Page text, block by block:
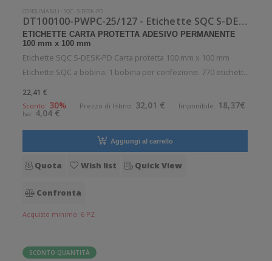
CONSUMABILI -SQC -S-DESK-PD
DT100100-PWPC-25/127 - Etichette SQC S-DESK-PD Carta protetta
ETICHETTE CARTA PROTETTA ADESIVO PERMANENTE
100 mm x 100 mm
Etichette SQC S-DESK-PD Carta protetta 100 mm x 100 mm
Etichette SQC a bobina. 1 bobina per confezione. 770 etichette
permanente. Diametro interno: 25 mm. Diametro esterno: 127
mm. Tipo: Support
22,41 €
Sconto: 30% Prezzo di listino: 32,01 € Imponibile: 18,37€
Iva: 4,04 €
Aggiungi al carrello
Quota Wish list Quick View
Confronta
Acquisto minimo: 6 PZ
SCONTO QUANTITÀ